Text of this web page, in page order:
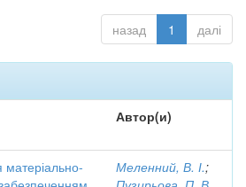
назад 1 далі
Автор(и)
матеріально-
Меленний, В. І.;